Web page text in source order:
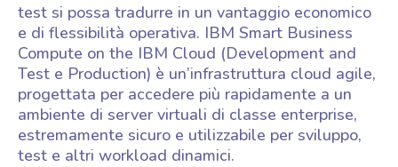
test si possa tradurre in un vantaggio economico
e di flessibilità operativa. IBM Smart Business
Compute on the IBM Cloud (Development and
Test e Production) è un’infrastruttura cloud agile,
progettata per accedere più rapidamente a un
ambiente di server virtuali di classe enterprise,
estremamente sicuro e utilizzabile per sviluppo,
test e altri workload dinamici.